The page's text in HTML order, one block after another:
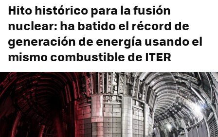
Hito histórico para la fusión
nuclear: ha batido el récord de
generación de energía usando el
mismo combustible de ITER